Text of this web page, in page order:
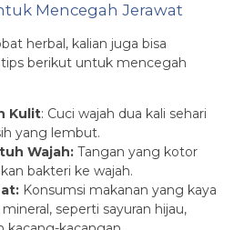
Mencegah Jerawat
herbal, kalian juga bisa
berikut untuk mencegah
Kulit: Cuci wajah dua kali sehari
yang lembut.
Wajah: Tangan yang kotor
bakteri ke wajah.
Konsumsi makanan yang kaya
seperti sayuran hijau,